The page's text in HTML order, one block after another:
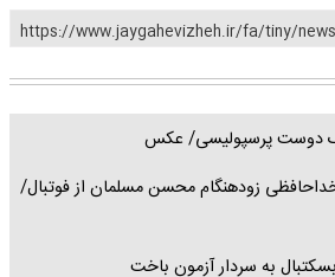
https://www.jaygahevizheh.ir/fa/tiny/
دوست پرسپولیسی/ عکس
زودهنگام محسن مسلمان از فوتبال/
به سردار آزمون باخت